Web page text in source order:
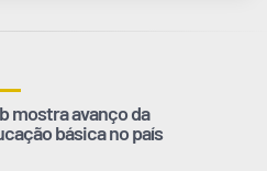
mostra avanço da
básica no país